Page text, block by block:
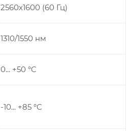
2560x1600 (60 Гц)
1310/1550 нм
0... +50 °C
-10... +85 °C